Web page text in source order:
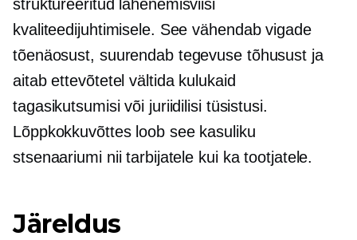
struktureeritud lähenemisviisi
kvaliteedijuhtimisele. See vähendab vigade
tõenäosust, suurendab tegevuse tõhusust ja
aitab ettevõtetel vältida kulukaid
tagasikutsumisi või juriidilisi tüsistusi.
Lõppkokkuvõttes loob see kasuliku
stsenaariumi nii tarbijatele kui ka tootjatele.
Järeldus